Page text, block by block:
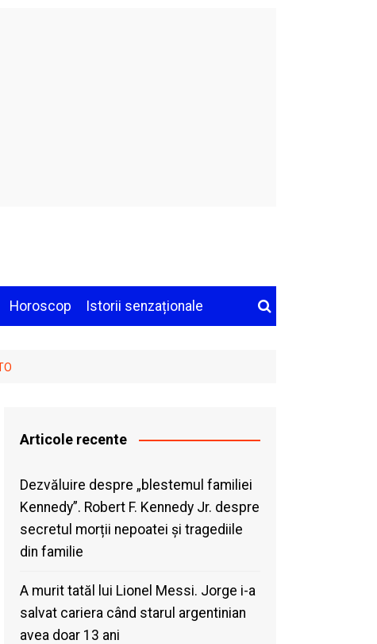
Horoscop Istorii senzaționale
Articole recente
Dezvăluire despre „blestemul familiei
Kennedy”. Robert F. Kennedy Jr. despre
secretul morții nepoatei și tragediile
din familie
A murit tatăl lui Lionel Messi. Jorge i-a
salvat cariera când starul argentinian
avea doar 13 ani